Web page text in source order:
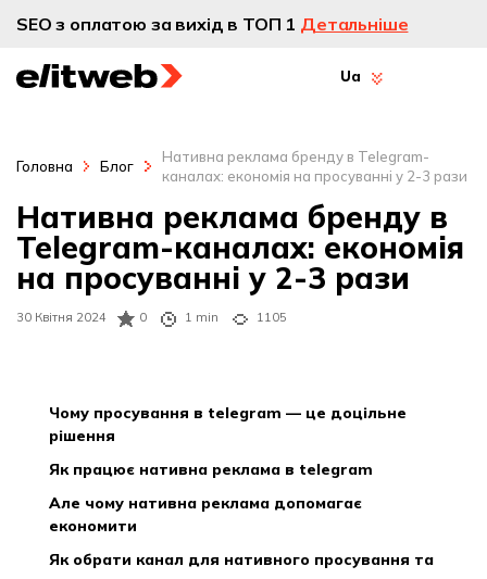
SEO з оплатою за вихід в ТОП 1 Детальніше
Ua
Головна Блог
Нативна реклама бренду в Telegram-
каналах: економія на просуванні у 2-3 рази
30 Квітня 2024 0 1 min 1105
Нативна реклама бренду в
Telegram-каналах: економія
на просуванні у 2-3 рази
чому просування в telegram — це доцільне
рішення
як працює нативна реклама в telegram
але чому нативна реклама допомагає
економити
як обрати канал для нативного просування та